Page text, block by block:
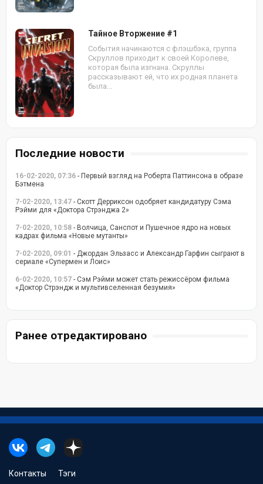
Тайное Вторжение #1
События начинаются с флэшбэка, группа
Скруллов приходит к своей Королеве,
которая была изгнана. Скруллы
рассказывают ей, что их родная планета
была...
Последние новости
16-02-2020, 07:36 - Первый взгляд на Роберта Паттинсона в образе
Бэтмена
7-02-2020, 13:47 - Скотт Дерриксон одобряет кандидатуру Сэма
Рэйми для «Доктора Стрэнджа 2»
7-02-2020, 10:58 - Волчица, Санспот и Пушечное ядро на новых
кадрах фильма «Новые мутанты»
7-02-2020, 09:01 - Джордан Эльзасс и Александр Гарфин сыграют в
сериале «Супермен и Лоис»
6-02-2020, 10:57 - Сэм Рэйми может стать режиссёром фильма
«Доктор Стрэндж и мультивселенная безумия»
Ранее отредактировано
Контакты Тэги